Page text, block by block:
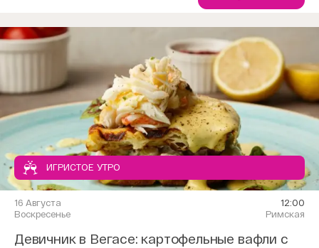
ИГРИСТОЕ УТРО
16 Августа
Воскресенье
12:00
Римская
Девичник в Вегасе: картофельные вафли с